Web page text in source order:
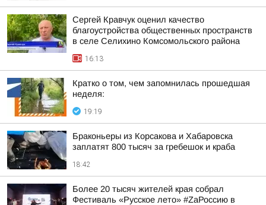
Сергей Кравчук оценил качество
благоустройства общественных пространств
в селе Селихино Комсомольского района
16:13
Кратко о том, чем запомнилась прошедшая
неделя:
19:19
Браконьеры из Корсакова и Хабаровска
заплатят 800 тысяч за гребешок и краба
18:42
Более 20 тысяч жителей края собрал
Фестиваль «Русское лето» #ZaРоссию в